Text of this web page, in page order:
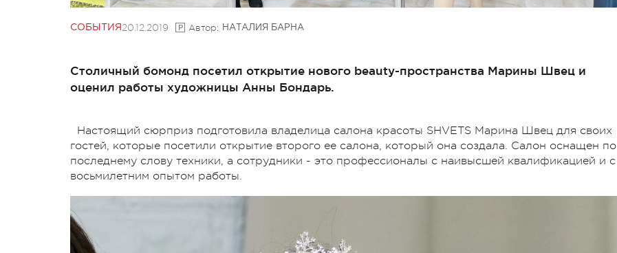
СОБЫТИЯ 20.12.2019 Автор: НАТАЛИЯ БАРНА
Столичный бомонд посетил открытие нового beauty-пространства Марины Швец и
оценил работы художницы Анны Бондарь.
Настоящий сюрприз подготовила владелица салона красоты SHVETS Марина Швец для своих
гостей, которые посетили открытие второго ее салона, который она создала. Салон оснащен по
последнему слову техники, а сотрудники - это профессионалы с наивысшей квалификацией и с
восьмилетним опытом работы.